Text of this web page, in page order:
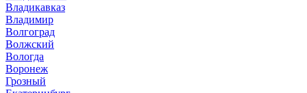
Владикавказ
Владимир
Волгоград
Волжский
Вологда
Воронеж
Грозный